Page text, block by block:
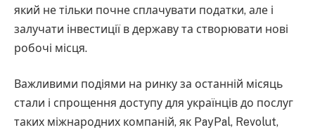
який не тільки почне сплачувати податки, але і
залучати інвестиції в державу та створювати нові
робочі місця.
Важливими подіями на ринку за останній місяць
стали і спрощення доступу для українців до послуг
таких міжнародних компаній, як PayPal, Revolut,